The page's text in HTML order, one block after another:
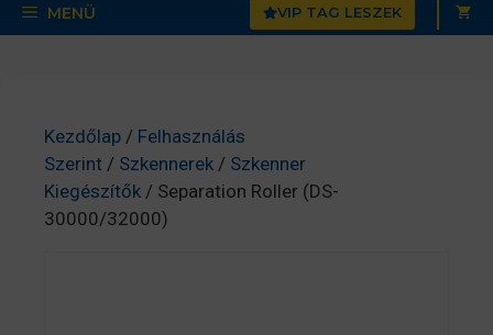
MENÜ VIP TAG LESZEK
Kezdőlap / Felhasználás
Szerint / Szkennerek / Szkenner
Kiegészítők / Separation Roller (DS-
30000/32000)